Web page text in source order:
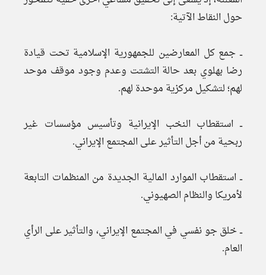
حول النقاط الآتية:
ــ جمع كل المعارضين للجمهورية الإسلامية تحت قيادة
رضا بهلوي بعد حالة التشتت وعدم وجود موقف موحد
لهم؛ لتشكيل مركزية موحدة لهم.
ــ استقطاب النخب الإيرانية وتأسيس مؤسسات غير
ربحية من أجل التأثير على المجتمع الإيراني.
ــ استقطاب الموارد المالية الجديدة من المنظمات التابعة
لأمريكا والنظام الصهيوني.
ــ خلق جو نفسي في المجتمع الإيراني، والتأثير على الرأي
العام.